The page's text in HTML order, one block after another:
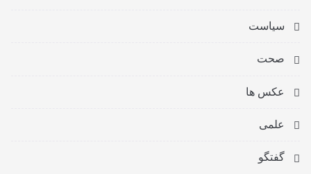
سیاست
صحت
عکس ها
علمی
گفتگو